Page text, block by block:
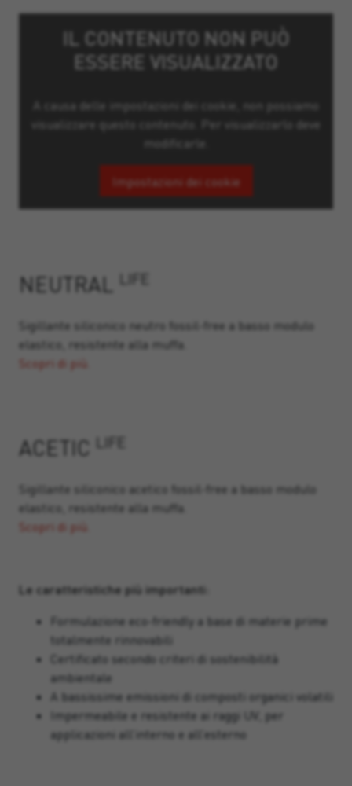
IL CONTENUTO NON PUÒ
ESSERE VISUALIZZATO
A causa delle impostazioni dei cookie, non possiamo
visualizzare questo contenuto. Per visualizzarlo deve
modificarle.
Impostazioni dei cookie
NEUTRAL LIFE
Sigillante siliconico neutro fossil-free a basso modulo
elastico, resistente alla muffa.
Scopri di più.
ACETIC LIFE
Sigillante siliconico acetico fossil-free a basso modulo
elastico, resistente alla muffa.
Scopri di più.
Le caratteristiche più importanti:
Formulazione eco-friendly a base di materie prime
totalmente rinnovabili
Certificato secondo criteri di sostenibilità
ambientale
A bassissime emissioni di composti organici volatili
Impermeabile e resistente ai raggi UV, per
applicazioni all’interno e all’esterno